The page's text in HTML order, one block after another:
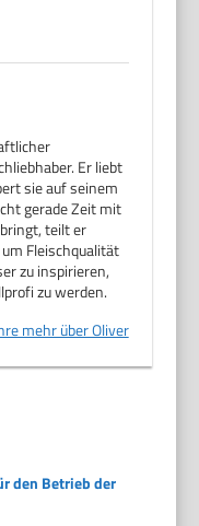
Er liebt
sie auf seinem
gerade Zeit mit
teilt er
Fleischqualität
zu inspirieren,
zu werden.
mehr über Oliver
den Betrieb der